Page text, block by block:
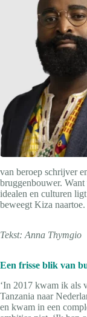
van beroep schrijver
bruggenbouwer.
idealen en culturen
beweegt Kiza naartoe.
Tekst: Anna Thymgio
Een frisse blik van
‘In 2017 kwam ik als
Tanzania naar
en kwam in een